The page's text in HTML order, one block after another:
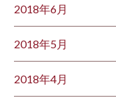
2018年6月
2018年5月
2018年4月